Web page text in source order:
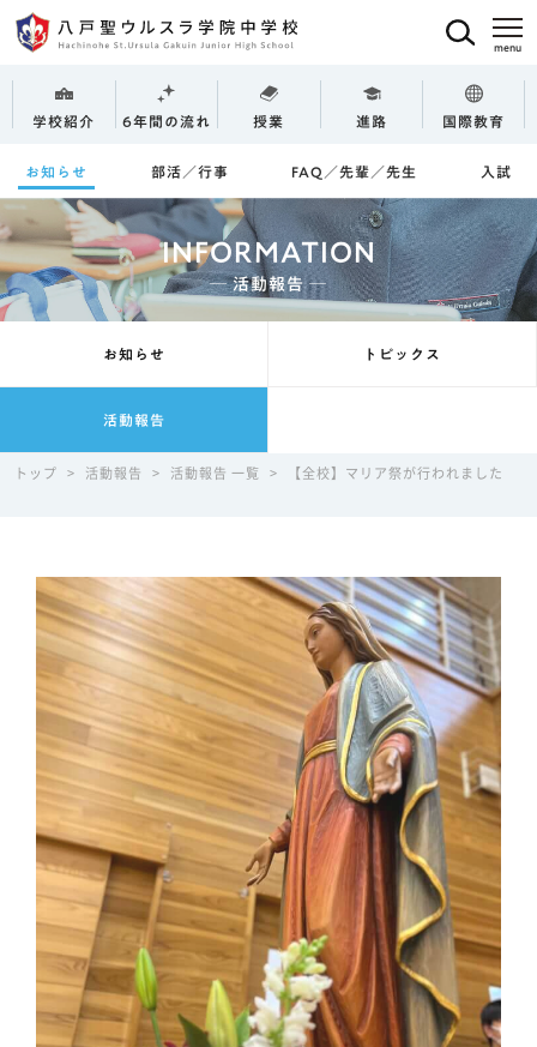
学校紹介 6年間の流れ 授業 進路 国際教育
お知らせ 部活／行事 FAQ／先輩／先生 入試
INFORMATION
─ 活動報告 ─
お知らせ トピックス
活動報告
トップ > 活動報告 > 活動報告 一覧 > 【全校】マリア祭が行われました